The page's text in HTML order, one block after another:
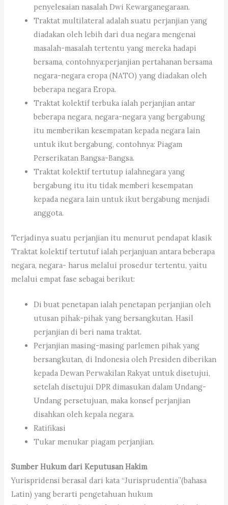
penyelesaian nasalah Dwi Kewarganegaraan.
Traktat multilateral adalah suatu perjanjian yang
diadakan oleh lebih dari dua negara mengenai
masalah-masalah tertentu yang mereka hadapi
bersama, contohnya:perjanjian pertahanan bersama
negara-negara eropa (NATO) yang diadakan oleh
beberapa negara Eropa.
Traktat kolektif terbuka ialah perjanjian antar
beberapa negara, negara-negara yang bergabung
itu memberikan kesempatan kepada negara lain
untuk ikut bergabung, contohnya: Piagam
Perserikatan Bangsa-Bangsa.
Traktat kolektif tertutup ialahnegara yang
bergabung itu itu tidak memberi kesempatan
kepada negara lain untuk ikut bergabung menjadi
anggota.
Terjadinya suatu perjanjian itu menurut pendapat klasik
Traktat kolektif tertutuf ialah perjanjuan antara beberapa
negara, negara- harus melalui prosedur tertentu, yaitu
melalui empat fase sebagai berikut:
Di buat penetapan ialah penetapan perjanjian oleh
utusan pihak-pihak yang bersangkutan. Hasil
perjanjian di beri nama traktat.
Perjanjian masing-masing parlemen pihak yang
bersangkutan, di Indonesia oleh Presiden diberikan
kepada Dewan Perwakilan Rakyat untuk disetujui,
setelah disetujui DPR dimasukan dalam Undang-
Undang persetujuan, maka konsef perjanjian
disahkan oleh kepala negara.
Ratifikasi
Tukar menukar piagam perjanjian.
Sumber Hukum dari Keputusan Hakim
Yurispridensi berasal dari kata “Jurisprudentia”(bahasa
Latin) yang berarti pengetahuan hukum